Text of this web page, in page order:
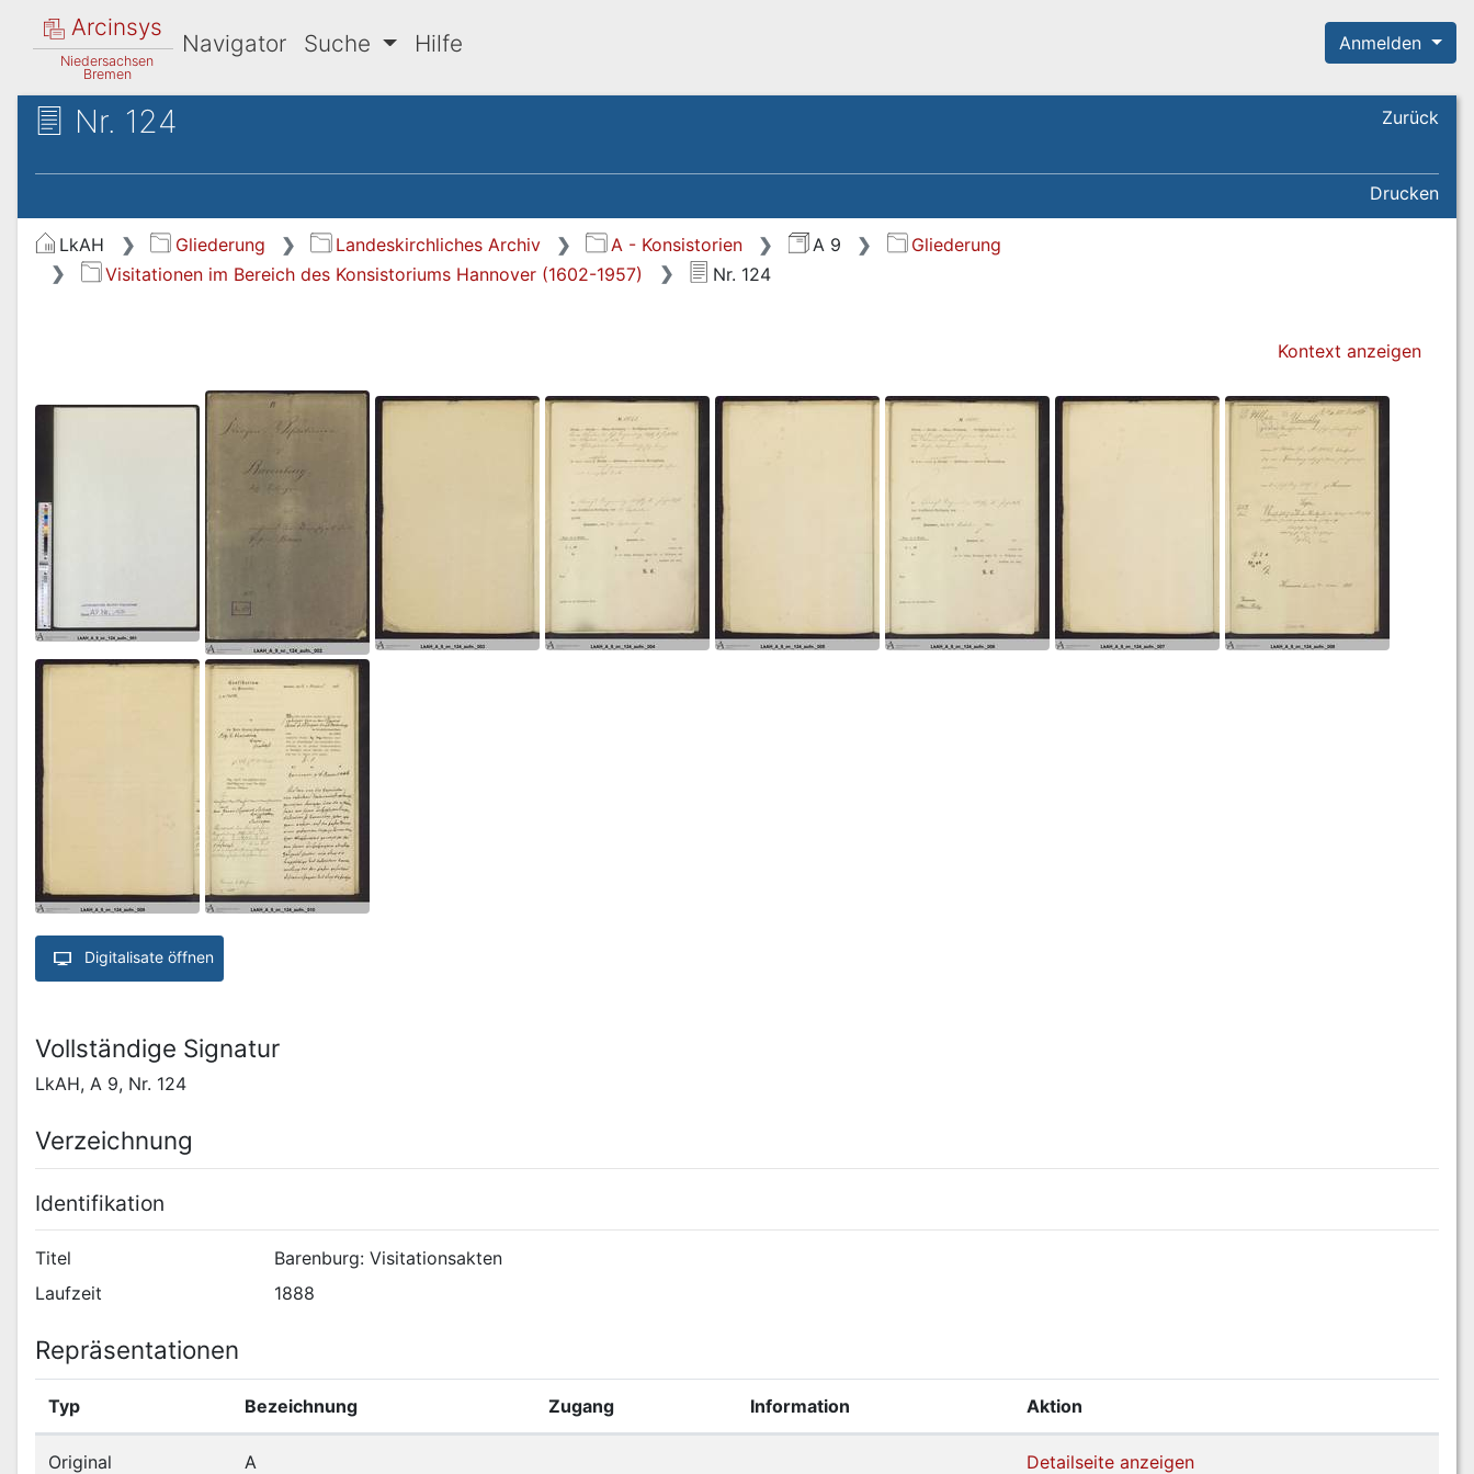
Arcinsys
Niedersachsen
Bremen
Navigator Suche Hilfe Anmelden
Nr. 124 Zurück
Drucken
LkAH Gliederung Landeskirchliches Archiv A - Konsistorien A 9
Gliederung
Visitationen im Bereich des Konsistoriums Hannover (1602-1957)
Nr. 124
Kontext anzeigen
Digitalisate öffnen
Vollständige Signatur
LkAH, A 9, Nr. 124
Verzeichnung
Identifikation
Titel
Barenburg: Visitationsakten
Laufzeit
1888
Repräsentationen
Typ Bezeichnung Zugang Information Aktion
Original A Detailseite anzeigen